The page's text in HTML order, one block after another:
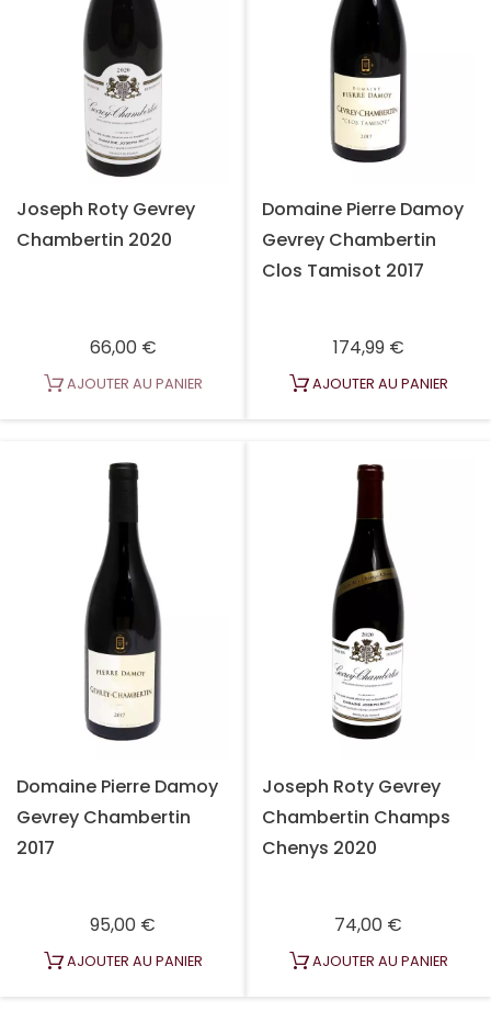
Joseph Roty Gevrey
Chambertin 2020
66,00 €Prix
AJOUTER AU PANIER
Domaine Pierre Damoy
Gevrey Chambertin
Clos Tamisot 2017
174,99 €Prix
AJOUTER AU PANIER
Domaine Pierre Damoy
Gevrey Chambertin
2017
95,00 €
AJOUTER AU PANIER
Joseph Roty Gevrey
Chambertin Champs
Chenys 2020
74,00 €
AJOUTER AU PANIER